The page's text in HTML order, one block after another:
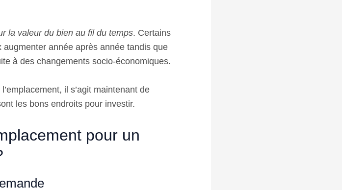
la valeur du bien au fil du temps. Certains
année après année tandis que
à des changements socio-économiques.
il s’agit maintenant de
les bons endroits pour investir.
pour un